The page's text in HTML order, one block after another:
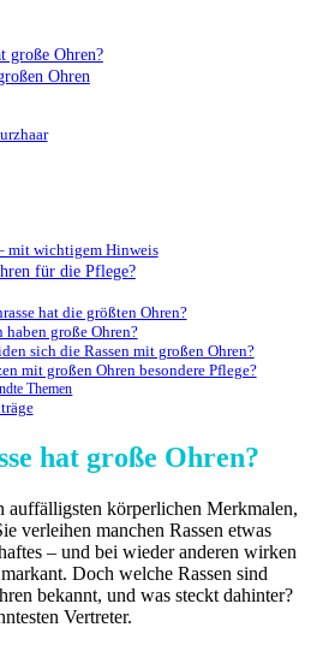
große Ohren?
Ohren
mit wichtigem Hinweis
für die Pflege?
hat die größten Ohren?
haben große Ohren?
sich die Rassen mit großen Ohren?
mit großen Ohren besondere Pflege?
Themen
hat große Ohren?
auffälligsten körperlichen Merkmalen,
verleihen manchen Rassen etwas
– und bei wieder anderen wirken
Doch welche Rassen sind
bekannt, und was steckt dahinter?
Vertreter.